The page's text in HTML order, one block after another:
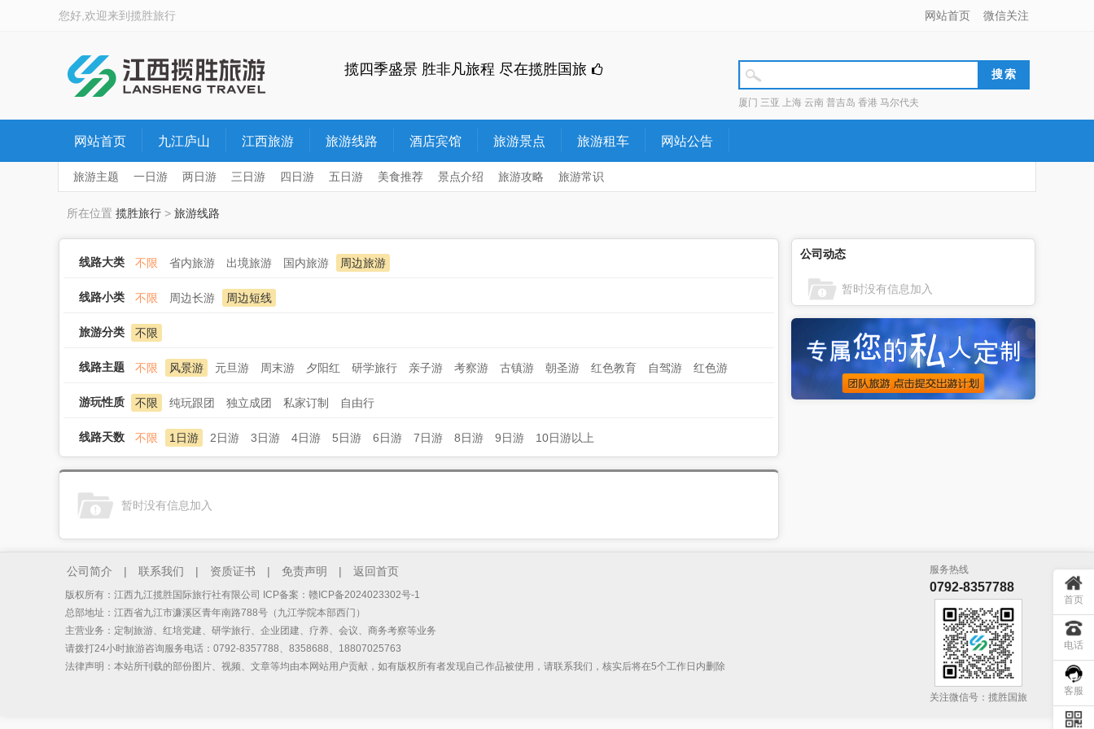
网站首页 微信关注
您好,欢迎来到 揽胜旅行
揽四季盛景 胜非凡旅程 尽在揽胜国旅
厦门 三亚 上海 云南 普吉岛 香港 马尔代夫
网站首页 九江庐山 江西旅游 旅游线路 酒店宾馆 旅游景点 旅游租车 网站公告
旅游主题 一日游 两日游 三日游 四日游 五日游 美食推荐 景点介绍 旅游攻略 旅游常识
所在位置 揽胜旅行 > 旅游线路
线路大类 不限 省内旅游 出境旅游 国内旅游 周边旅游
线路小类 不限 周边长游 周边短线
旅游分类 不限
线路主题 不限 风景游 元旦游 周末游 夕阳红 研学旅行 亲子游 考察游 古镇游 朝圣游 红色教育 自驾游 红色游
游玩性质 不限 纯玩跟团 独立成团 私家订制 自由行
线路天数 不限 1日游 2日游 3日游 4日游 5日游 6日游 7日游 8日游 9日游 10日游以上
暂时没有信息加入
公司动态
暂时没有信息加入
公司简介 | 联系我们 | 资质证书 | 免责声明 | 返回首页
版权所有：江西九江揽胜国际旅行社有限公司 ICP备案： 赣ICP备2024023302号-1
总部地址：江西省九江市濂溪区青年南路788号（九江学院本部西门）
主营业务：定制旅游、红培党建、研学旅行、企业团建、疗养、会议、商务考察等业务
请拨打24小时旅游咨询服务电话：0792-8357788、8358688、18807025763
法律声明：本站所刊载的部份图片、视频、文章等均由本网站用户贡献，如有版权所有者发现自己作品被使用，请联系我们，核实后将在5个工作日内删除
服务热线
0792-8357788
关注微信号：揽胜国旅
首页
电话
客服